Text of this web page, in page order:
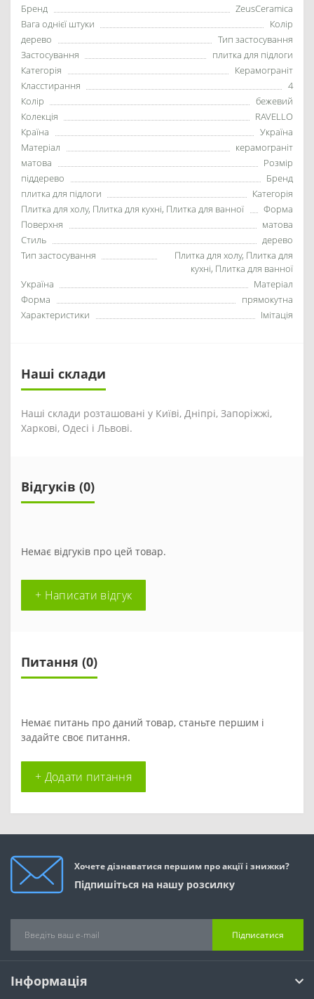
Бренд
ZeusCeramica
Вага однієї штуки
Колір
дерево
Тип застосування
Застосування
плитка для підлоги
Категорія
Керамограніт
Класстирання
4
Колір
бежевий
Колекція
RAVELLO
Країна
Україна
Матеріал
керамограніт
матова
Розмір
піддерево
Бренд
плитка для підлоги
Категорія
Плитка для холу, Плитка для кухні, Плитка для ванної
Форма
Поверхня
матова
Стиль
дерево
Тип застосування
Плитка для холу, Плитка для
кухні, Плитка для ванної
Україна
Матеріал
Форма
прямокутна
Характеристики
Імітація
Наші склади
Наші склади розташовані у Київі, Дніпрі, Запоріжжі,
Харкові, Одесі і Львові.
Відгуків (0)
Немає відгуків про цей товар.
+ Написати відгук
Питання (0)
Немає питань про даний товар, станьте першим і
задайте своє питання.
+ Додати питання
Хочете дізнаватися першим про акції і знижки?
Підпишіться на нашу розсилку
Підписатися
Інформація